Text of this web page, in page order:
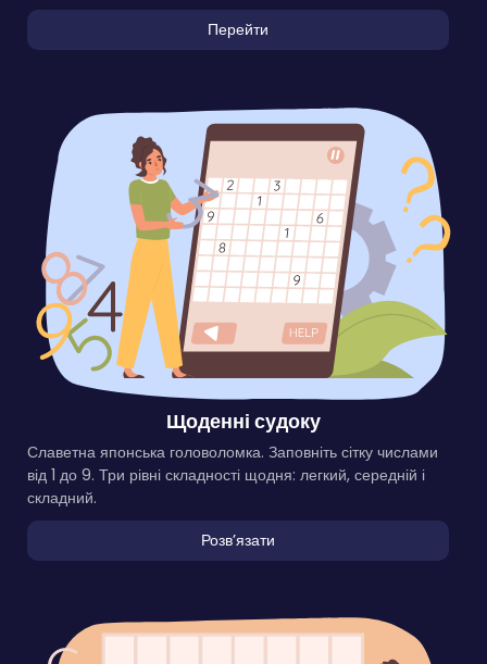
Перейти
Щоденні судоку
Славетна японська головоломка. Заповніть сітку числами
від 1 до 9. Три рівні складності щодня: легкий, середній і
складний.
Розвʼязати